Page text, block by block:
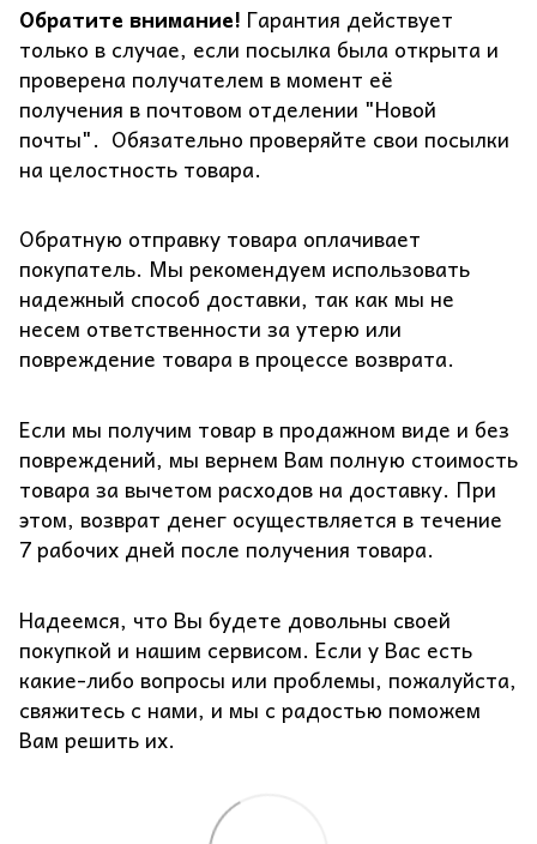
Обратите внимание! Гарантия действует
только в случае, если посылка была открыта и
проверена получателем в момент её
получения в почтовом отделении "Новой
почты". Обязательно проверяйте свои посылки
на целостность товара.
Обратную отправку товара оплачивает
покупатель. Мы рекомендуем использовать
надежный способ доставки, так как мы не
несем ответственности за утерю или
повреждение товара в процессе возврата.
Если мы получим товар в продажном виде и без
повреждений, мы вернем Вам полную стоимость
товара за вычетом расходов на доставку. При
этом, возврат денег осуществляется в течение
7 рабочих дней после получения товара.
Надеемся, что Вы будете довольны своей
покупкой и нашим сервисом. Если у Вас есть
какие-либо вопросы или проблемы, пожалуйста,
свяжитесь с нами, и мы с радостью поможем
Вам решить их.